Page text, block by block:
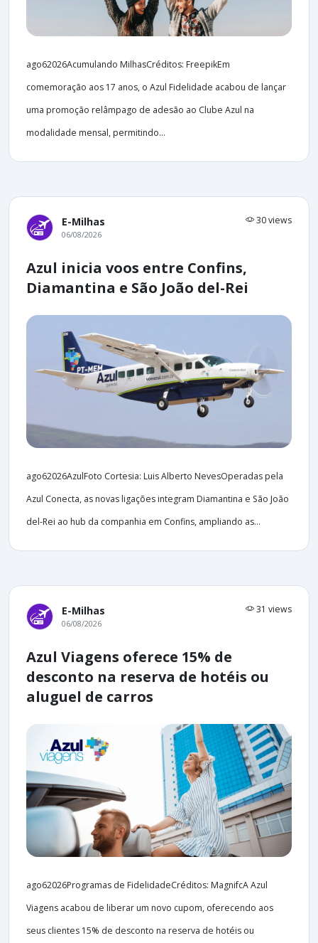
ago62026Acumulando MilhasCréditos: FreepikEm
comemoração aos 17 anos, o Azul Fidelidade acabou de lançar
uma promoção relâmpago de adesão ao Clube Azul na
modalidade mensal, permitindo...
E-Milhas 30 views
06/08/2026
Azul inicia voos entre Confins,
Diamantina e São João del-Rei
ago62026AzulFoto Cortesia: Luis Alberto NevesOperadas pela
Azul Conecta, as novas ligações integram Diamantina e São João
del-Rei ao hub da companhia em Confins, ampliando as...
E-Milhas 31 views
06/08/2026
Azul Viagens oferece 15% de
desconto na reserva de hotéis ou
aluguel de carros
ago62026Programas de FidelidadeCréditos: MagnifcA Azul
Viagens acabou de liberar um novo cupom, oferecendo aos
seus clientes 15% de desconto na reserva de hotéis ou